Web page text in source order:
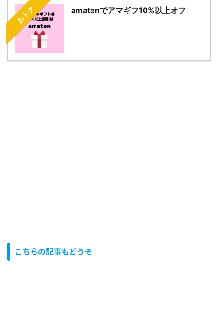
おトク amatenでアマギフ10%以上オフ
こちらの記事もどうぞ